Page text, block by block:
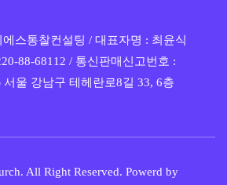
스통찰컨설팅 / 대표자명 : 최윤식
88-68112 / 통신판매신고번호 :
서울 강남구 테헤란로8길 33, 6층
All Right Reserved. Powerd by